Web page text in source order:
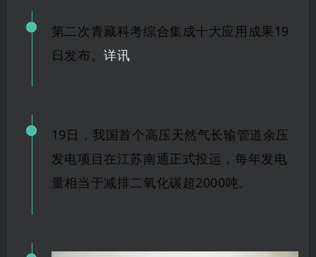
第二次青藏科考综合集成十大应用 成果19
日发布。详讯
19日，我国首个高压天然气长输管道余压
发电项目在江苏南通正式投运，每年发电
量相当于减排二氧化碳超2000吨。